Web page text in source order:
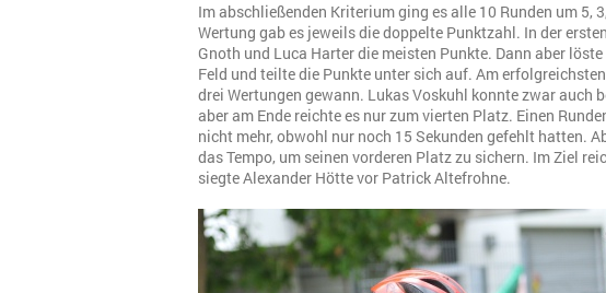
Im abschließenden Kriterium ging es alle 10 Runden um 5,
Wertung gab es jeweils die doppelte Punktzahl. In der
Gnoth und Luca Harter die meisten Punkte. Dann aber
Feld und teilte die Punkte unter sich auf. Am
drei Wertungen gewann. Lukas Voskuhl konnte zwar auch
aber am Ende reichte es nur zum vierten Platz. Einen
nicht mehr, obwohl nur noch 15 Sekunden gefehlt hatten.
das Tempo, um seinen vorderen Platz zu sichern. Im Ziel
siegte Alexander Hötte vor Patrick Altefrohne.